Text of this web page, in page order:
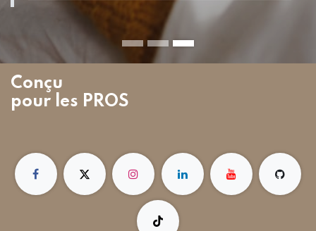
Conçu
pour les PROS